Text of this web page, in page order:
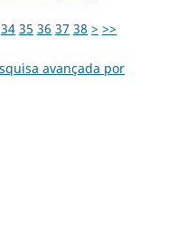
34 35 36 37 38 > >>
avançada por